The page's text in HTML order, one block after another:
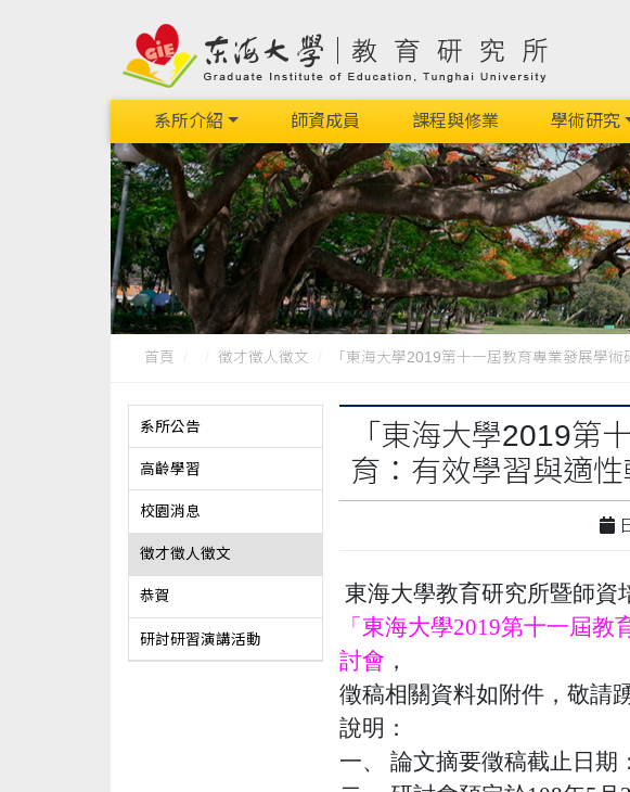
系所介紹 師資成員 課程與修業 學術研究
首頁 徵才徵人徵文 「東海大學2019第十一屆教育專業發展學術
系所公告
高齡學習
校園消息
徵才徵人徵文
恭賀
研討研習演講活動
「東海大學2019第
育：有效學習與適
東海大學教育研究所暨師資
「東海大學2019第十一屆
討會 ，
徵稿相關資料如附件，敬請
說明：
一、 論文摘要徵稿截止日期